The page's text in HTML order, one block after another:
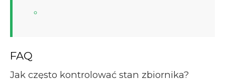
FAQ
Jak często kontrolować stan zbiornika?